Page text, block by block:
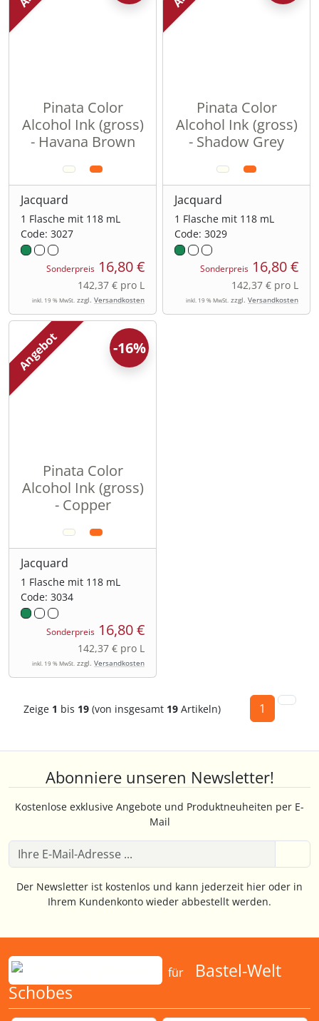
Pinata Color
Alcohol Ink (gross)
- Havana Brown
Jacquard
1 Flasche mit 118 mL
Code: 3027
Sonderpreis 16,80 €
142,37 € pro L
inkl. 19 % MwSt. zzgl. Versandkosten
Pinata Color
Alcohol Ink (gross)
- Shadow Grey
Jacquard
1 Flasche mit 118 mL
Code: 3029
Sonderpreis 16,80 €
142,37 € pro L
inkl. 19 % MwSt. zzgl. Versandkosten
Angebot
Pinata Color
Alcohol Ink (gross)
- Copper
Jacquard
1 Flasche mit 118 mL
Code: 3034
Sonderpreis 16,80 €
-16%
142,37 € pro L
inkl. 19 % MwSt. zzgl. Versandkosten
Zeige 1 bis 19(von insgesamt 19Artikeln) 1
Abonniere unseren Newsletter!
Kostenlose exklusive Angebote und Produktneuheiten per E-
Mail
Der Newsletter ist kostenlos und kann jederzeit hier oder in
Ihrem Kundenkonto wieder abbestellt werden.
Bewertungen für Bastel-Welt
für
Bastel-Welt
Schobes